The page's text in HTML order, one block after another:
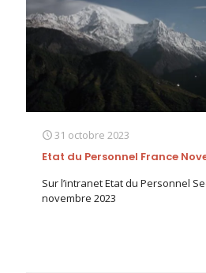
31 octobre 2023
Etat du Personnel France
Sur l’intranet Etat du Personnel
novembre 2023